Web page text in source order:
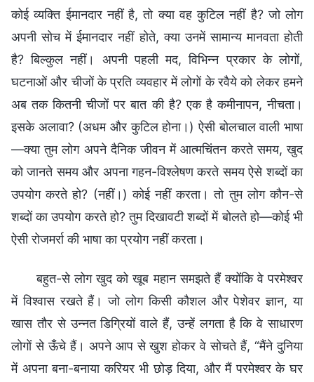
कोई व्यक्ति ईमानदार नहीं है, तो क्या वह कुटिल नहीं है? जो लोग
अपनी सोच में ईमानदार नहीं होते, क्या उनमें सामान्य मानवता होती
है? बिल्कुल नहीं। अपनी पहली मद, विभिन्न प्रकार के लोगों,
घटनाओं और चीजों के प्रति व्यवहार में लोगों के रवैये को लेकर हमने
अब तक कितनी चीजों पर बात की है? एक है कमीनापन, नीचता।
इसके अलावा? (अधम और कुटिल होना।) ऐसी बोलचाल वाली भाषा
—क्या तुम लोग अपने दैनिक जीवन में आत्मचिंतन करते समय, खुद
को जानते समय और अपना गहन-विश्लेषण करते समय ऐसे शब्दों का
उपयोग करते हो? (नहीं।) कोई नहीं करता। तो तुम लोग कौन-से
शब्दों का उपयोग करते हो? तुम दिखावटी शब्दों में बोलते हो—कोई भी
ऐसी रोजमर्रा की भाषा का प्रयोग नहीं करता।
बहुत-से लोग खुद को खूब महान समझते हैं क्योंकि वे परमेश्वर
में विश्वास रखते हैं। जो लोग किसी कौशल और पेशेवर ज्ञान, या
खास तौर से उन्नत डिग्रियों वाले हैं, उन्हें लगता है कि वे साधारण
लोगों से ऊँचे हैं। अपने आप से खुश होकर वे सोचते हैं, “मैंने दुनिया
में अपना बना-बनाया करियर भी छोड़ दिया, और मैं परमेश्वर के घर